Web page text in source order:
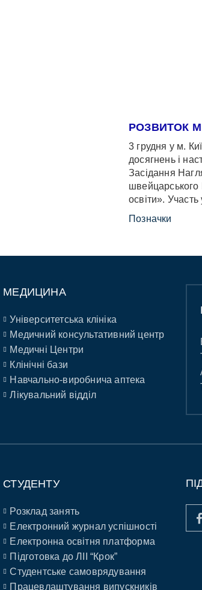
РОЗВИТОК
3 грудня у м.
досягнень і
Засідання
швейцарського
освіти». Участь
Позначки
МЕДИЦИНА
Університетська клініка
Медичний консультативний центр
Медичні Центри
Клінічні бази
Навчально-виробнича аптека
Лікувальний відділ
СТУДЕНТУ
Розклад занять
Електронний журнал успішності
Електронна освітня платформа
Підготовка до ЛІІ “Крок”
Студентське самоврядування
Працевлаштування випускників